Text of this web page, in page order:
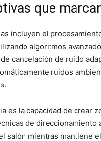
que
incluyen el
algoritmos
cancelación de ruido
ruidos
es la capacidad de crear
de
salón mientras mantiene